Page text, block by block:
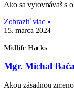
Ako sa vyrovnávaš s
Zobraziť viac »
15. marca 2024
Midlife Hacks
Mgr. Michal
Akou zásadnou